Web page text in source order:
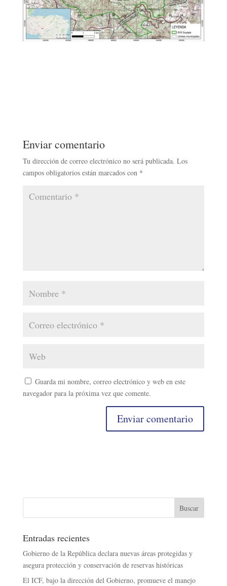
Enviar comentario
Tu dirección de correo electrónico no será publicada. Los
campos obligatorios están marcados con *
Guarda mi nombre, correo electrónico y web en este
navegador para la próxima vez que comente.
Entradas recientes
Gobierno de la República declara nuevas áreas protegidas y
asegura protección y conservación de reservas históricas
El ICF, bajo la dirección del Gobierno, promueve el manejo